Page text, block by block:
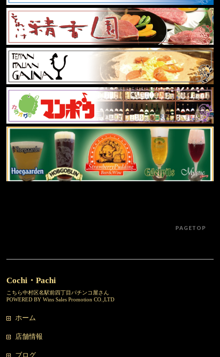
PAGETOP
Cochi・Pachi
こちら中村区名駅前四丁目パチンコ屋さん
POWERED BY Wins Sales Promotion CO.,LTD
ホーム
店舗情報
ブログ